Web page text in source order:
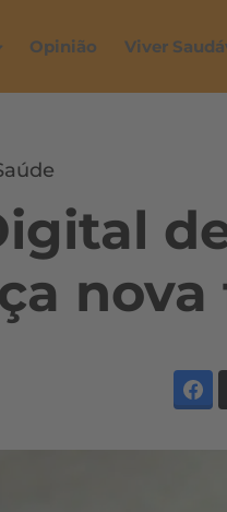
Opinião Viver